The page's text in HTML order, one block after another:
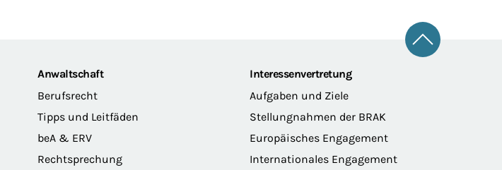
Zum
Anwaltschaft
Berufsrecht
Tipps und Leitfäden
beA & ERV
Rechtsprechung
Interessenvertretung
Aufgaben und Ziele
Stellungnahmen der BRAK
Europäisches Engagement
Internationales Engagement